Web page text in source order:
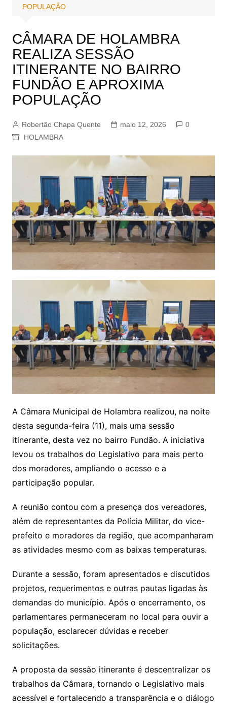
POPULAÇÃO
CÂMARA DE HOLAMBRA
REALIZA SESSÃO
ITINERANTE NO BAIRRO
FUNDÃO E APROXIMA
POPULAÇÃO
Robertão Chapa Quente maio 12, 2026
0
HOLAMBRA
A Câmara Municipal de Holambra realizou, na noite
desta segunda-feira (11), mais uma sessão
itinerante, desta vez no bairro Fundão. A iniciativa
levou os trabalhos do Legislativo para mais perto
dos moradores, ampliando o acesso e a
participação popular.
A reunião contou com a presença dos vereadores,
além de representantes da Polícia Militar, do vice-
prefeito e moradores da região, que acompanharam
as atividades mesmo com as baixas temperaturas.
Durante a sessão, foram apresentados e discutidos
projetos, requerimentos e outras pautas ligadas às
demandas do município. Após o encerramento, os
parlamentares permaneceram no local para ouvir a
população, esclarecer dúvidas e receber
solicitações.
A proposta da sessão itinerante é descentralizar os
trabalhos da Câmara, tornando o Legislativo mais
acessível e fortalecendo a transparência e o diálogo